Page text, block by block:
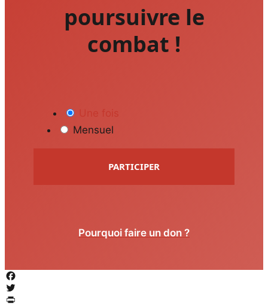
poursuivre le
combat !
Mensuel
PARTICIPER
Pourquoi faire un don ?
Facebook
Twitter